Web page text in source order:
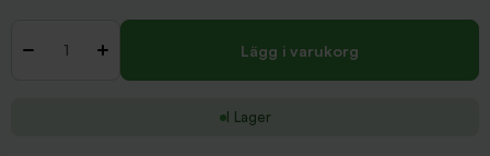
- + Lägg i varukorg
I Lager